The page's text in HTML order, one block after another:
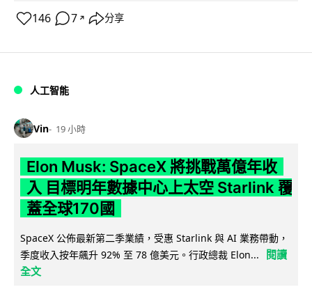
146 7 ↗ 分享
人工智能
Vin 19 小時
Elon Musk: SpaceX 將挑戰萬億年收
入 目標明年數據中心上太空 Starlink 覆
蓋全球170國
SpaceX 公佈最新第二季業績，受惠 Starlink 與 AI 業務帶動，
季度收入按年飆升 92% 至 78 億美元。行政總裁 Elon...
閱讀
全文